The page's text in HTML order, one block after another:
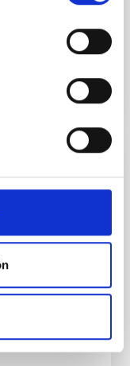
de
"Tenerife
Estratégico
Este